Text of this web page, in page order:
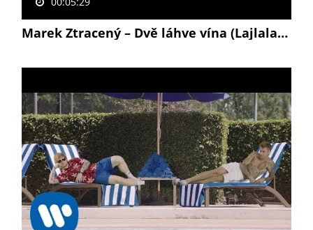
Marek Ztracený – Dvě láhve vína (Lajlalalaj) (oficiální video)